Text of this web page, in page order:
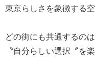
東京らしさを象徴する空
どの街にも共通するの
〝自分らしい選択〞を